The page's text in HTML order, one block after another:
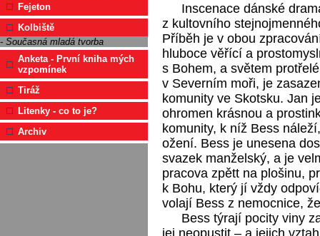
Fejeton
Kolbiště
- Současná mladá tvorba
Anketa - První kniha mých
vzpomínek
Tiráž
Litenky - co to je?
Archiv
Inscenace dánské
z kultovního
Příběh je v obou
hluboce věřící a
s Bohem, a světem
v Severním moři, je
komunity ve Skotsku. Jan
ohromen krásnou a
komunity, k níž Bess
ožení. Bess je unesena
svazek manželský, a je
pracova zpětt na plošinu,
k Bohu, který jí vždy
volají Bess z nemocnice,
Bess týrají pocity viny
jej neopustit – a jejich